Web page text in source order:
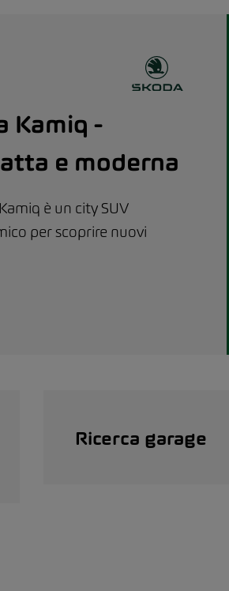
Kamiq -
e moderna
è un city SUV
per scoprire nuovi
Ricerca garage